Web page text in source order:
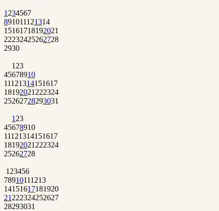
1 234567
891011121314
15161718192021
22232425262728
2930
1 23
45678910
11121314151617
18192021 222324
25262728293031
1 23
45678910
11121314151617
18192021 222324
25262728
1 23456
78910111213
14151617181920
21 222324252627
28293031